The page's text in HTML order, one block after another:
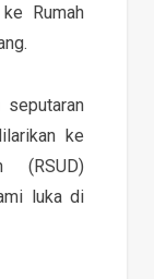
Rumah
ke
(RSUD)
luka di